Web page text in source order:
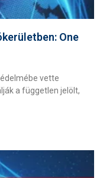
One
vette
a független jelölt,